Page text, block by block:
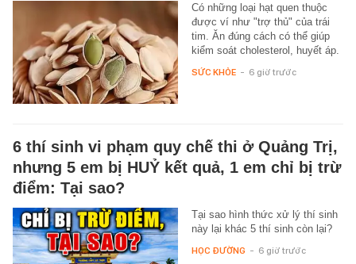
Có những loại hạt quen thuộc
được ví như "trợ thủ" của trái
tim. Ăn đúng cách có thể giúp
kiểm soát cholesterol, huyết áp.
SỨC KHỎE - 6 giờ trước
6 thí sinh vi phạm quy chế thi ở Quảng Trị,
nhưng 5 em bị HUỶ kết quả, 1 em chỉ bị trừ
điểm: Tại sao?
Tại sao hình thức xử lý thí sinh
này lại khác 5 thí sinh còn lại?
HỌC ĐƯỜNG - 6 giờ trước